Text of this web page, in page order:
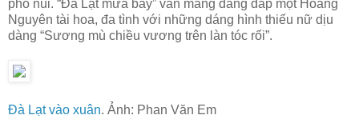
phố núi. “Đà Lạt mưa bay” vẫn mang dáng dấp một Hoàng
Nguyên tài hoa, đa tình với những dáng hình thiếu nữ dịu
dàng “Sương mù chiều vương trên làn tóc rối”.
Đà Lạt vào xuân. Ảnh: Phan Văn Em